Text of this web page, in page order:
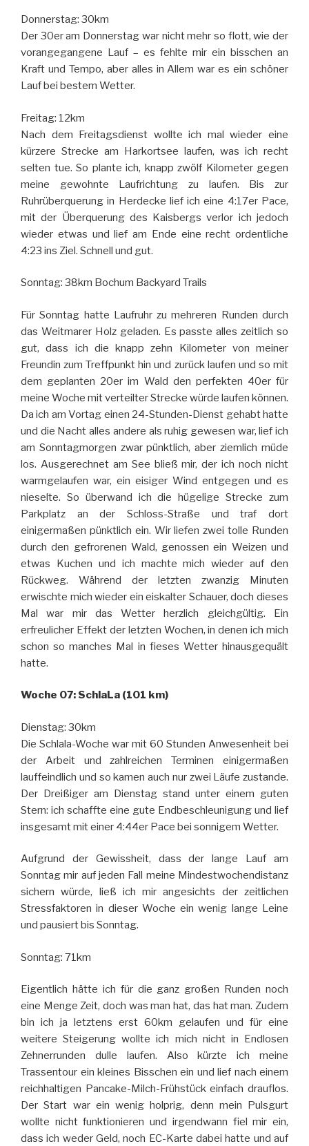
Donnerstag: 30km
Der 30er am Donnerstag war nicht mehr so flott, wie der
vorangegangene Lauf – es fehlte mir ein bisschen an
Kraft und Tempo, aber alles in Allem war es ein schöner
Lauf bei bestem Wetter.
Freitag: 12km
Nach dem Freitagsdienst wollte ich mal wieder eine
kürzere Strecke am Harkortsee laufen, was ich recht
selten tue. So plante ich, knapp zwölf Kilometer gegen
meine gewohnte Laufrichtung zu laufen. Bis zur
Ruhrüberquerung in Herdecke lief ich eine 4:17er Pace,
mit der Überquerung des Kaisbergs verlor ich jedoch
wieder etwas und lief am Ende eine recht ordentliche
4:23 ins Ziel. Schnell und gut.
Sonntag: 38km Bochum Backyard Trails
Für Sonntag hatte Laufruhr zu mehreren Runden durch
das Weitmarer Holz geladen. Es passte alles zeitlich so
gut, dass ich die knapp zehn Kilometer von meiner
Freundin zum Treffpunkt hin und zurück laufen und so mit
dem geplanten 20er im Wald den perfekten 40er für
meine Woche mit verteilter Strecke würde laufen können.
Da ich am Vortag einen 24-Stunden-Dienst gehabt hatte
und die Nacht alles andere als ruhig gewesen war, lief ich
am Sonntagmorgen zwar pünktlich, aber ziemlich müde
los. Ausgerechnet am See bließ mir, der ich noch nicht
warmgelaufen war, ein eisiger Wind entgegen und es
nieselte. So überwand ich die hügelige Strecke zum
Parkplatz an der Schloss-Straße und traf dort
einigermaßen pünktlich ein. Wir liefen zwei tolle Runden
durch den gefrorenen Wald, genossen ein Weizen und
etwas Kuchen und ich machte mich wieder auf den
Rückweg. Während der letzten zwanzig Minuten
erwischte mich wieder ein eiskalter Schauer, doch dieses
Mal war mir das Wetter herzlich gleichgültig. Ein
erfreulicher Effekt der letzten Wochen, in denen ich mich
schon so manches Mal in fieses Wetter hinausgequält
hatte.
Woche 07: SchlaLa (101 km)
Dienstag: 30km
Die Schlala-Woche war mit 60 Stunden Anwesenheit bei
der Arbeit und zahlreichen Terminen einigermaßen
lauffeindlich und so kamen auch nur zwei Läufe zustande.
Der Dreißiger am Dienstag stand unter einem guten
Stern: ich schaffte eine gute Endbeschleunigung und lief
insgesamt mit einer 4:44er Pace bei sonnigem Wetter.
Aufgrund der Gewissheit, dass der lange Lauf am
Sonntag mir auf jeden Fall meine Mindestwochendistanz
sichern würde, ließ ich mir angesichts der zeitlichen
Stressfaktoren in dieser Woche ein wenig lange Leine
und pausiert bis Sonntag.
Sonntag: 71km
Eigentlich hätte ich für die ganz großen Runden noch
eine Menge Zeit, doch was man hat, das hat man. Zudem
bin ich ja letztens erst 60km gelaufen und für eine
weitere Steigerung wollte ich mich nicht in Endlosen
Zehnerrunden dulle laufen. Also kürzte ich meine
Trassentour ein kleines Bisschen ein und lief nach einem
reichhaltigen Pancake-Milch-Frühstück einfach drauflos.
Der Start war ein wenig holprig, denn mein Pulsgurt
wollte nicht funktionieren und irgendwann fiel mir ein,
dass ich weder Geld, noch EC-Karte dabei hatte und auf